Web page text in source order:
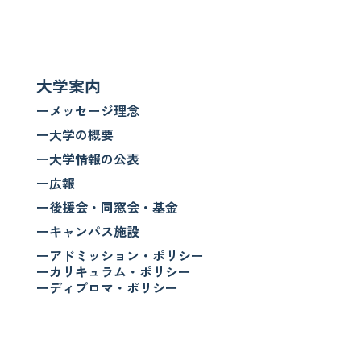
大学案内
ーメッセージ理念
ー大学の概要
ー大学情報の公表
ー広報
ー後援会・同窓会・基金
ーキャンパス施設
ーアドミッション・ポリシー
ーカリキュラム・ポリシー
ーディプロマ・ポリシー